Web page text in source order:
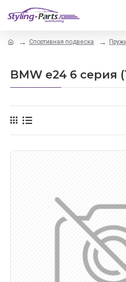
Спортивная подвеска
BMW e24 6 серия